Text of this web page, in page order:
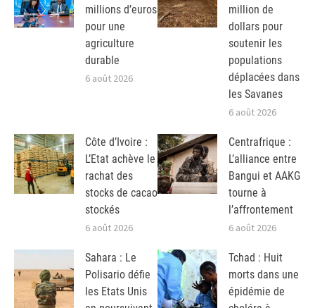
millions d’euros
pour une
agriculture
durable
6 août 2026
million de
dollars pour
soutenir les
populations
déplacées dans
les Savanes
6 août 2026
Côte d’Ivoire :
L’Etat achève le
rachat des
stocks de cacao
stockés
6 août 2026
Centrafrique :
L’alliance entre
Bangui et AAKG
tourne à
l’affrontement
6 août 2026
Sahara : Le
Polisario défie
les Etats Unis
Tchad : Huit
morts dans une
épidémie de